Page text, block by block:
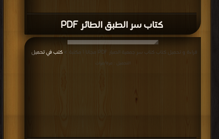
كتاب سر الطبق الطائر PDF
قراءة و تحميل كتاب كتاب سر جمعية الصبار PDF مجانا | مكتبة > كتب في تحميل
التحميل : مرة/مرات